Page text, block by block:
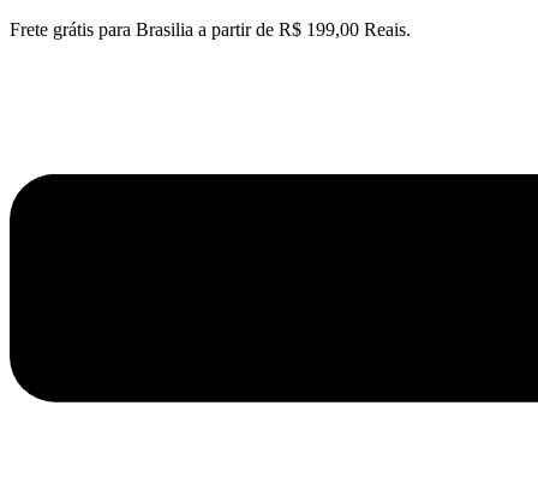
Ir
Frete grátis para Brasilia a partir de R$ 199,00 Reais.